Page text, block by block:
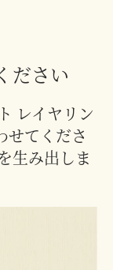
ださい
レイヤリン
せてくださ
生み出しま